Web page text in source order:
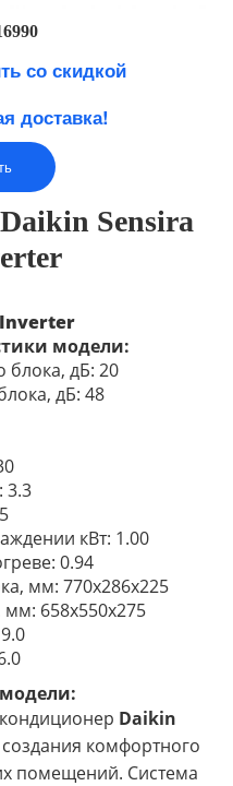
0
со скидкой
доставка!
Sensira
Inverter
модели:
блока, дБ: 20
дБ: 48
3.3
кВт: 1.00
0.94
мм: 770x286x225
658х550х275
Daikin
комфортного
помещений. Система